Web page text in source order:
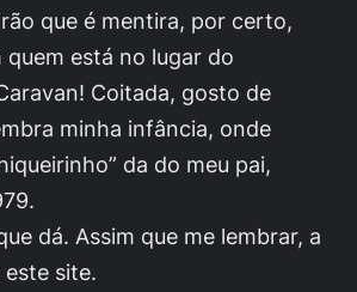
que é mentira, por certo,
quem está no lugar do
Coitada, gosto de
minha infância, onde
da do meu pai,
dá. Assim que me lembrar, a
site.